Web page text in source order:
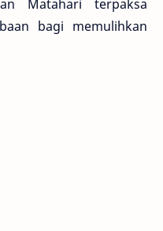
Matahari terpaksa
bagi memulihkan